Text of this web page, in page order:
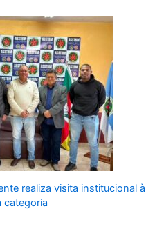
realiza visita institucional à
categoria